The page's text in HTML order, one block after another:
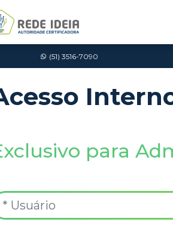
(51) 3516-7090
para